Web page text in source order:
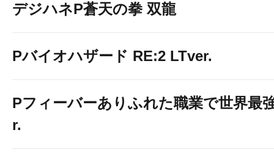
デジハネP蒼天の拳 双龍
Pバイオハザード RE:2 LTver.
Pフィーバーありふれた職業で世界最
r.